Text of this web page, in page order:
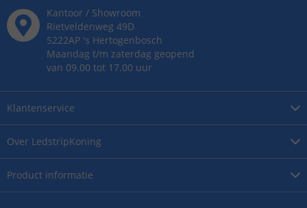
Over LedstripKoning
Product informatie
Klantenservice
Kantoor / Showroom
Rietveldenweg 49D
5222AP 's Hertogenbosch
Maandag t/m zaterdag geopend
van 09.00 tot 17.00 uur